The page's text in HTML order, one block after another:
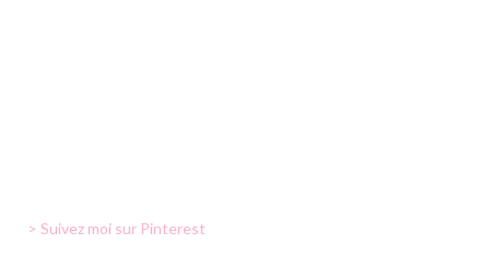
> Suivez moi sur Pinterest